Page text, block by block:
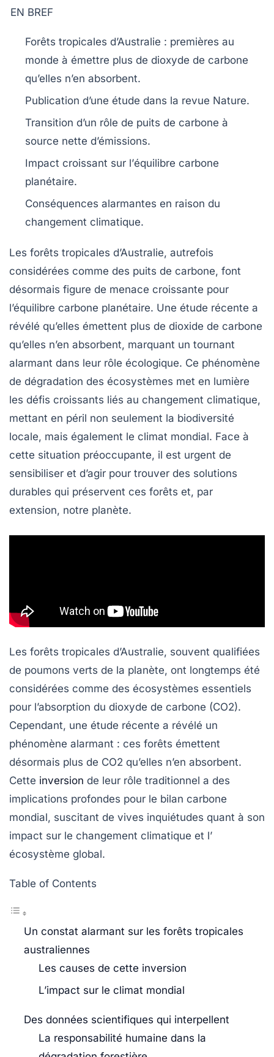
EN BREF
Forêts tropicales d’Australie : premières au
monde à émettre plus de dioxyde de carbone
qu’elles n’en absorbent.
Publication d’une étude dans la revue Nature.
Transition d’un rôle de puits de carbone à
source nette d’émissions.
Impact croissant sur l’équilibre carbone
planétaire.
Conséquences alarmantes en raison du
changement climatique.
Les forêts tropicales d’Australie, autrefois
considérées comme des puits de carbone, font
désormais figure de menace croissante pour
l’équilibre carbone planétaire. Une étude récente a
révélé qu’elles émettent plus de dioxide de carbone
qu’elles n’en absorbent, marquant un tournant
alarmant dans leur rôle écologique. Ce phénomène
de dégradation des écosystèmes met en lumière
les défis croissants liés au changement climatique,
mettant en péril non seulement la biodiversité
locale, mais également le climat mondial. Face à
cette situation préoccupante, il est urgent de
sensibiliser et d’agir pour trouver des solutions
durables qui préservent ces forêts et, par
extension, notre planète.
Les forêts tropicales d’Australie, souvent qualifiées
de poumons verts de la planète, ont longtemps été
considérées comme des écosystèmes essentiels
pour l’absorption du dioxyde de carbone (CO2).
Cependant, une étude récente a révélé un
phénomène alarmant : ces forêts émettent
désormais plus de CO2 qu’elles n’en absorbent.
Cette inversion de leur rôle traditionnel a des
implications profondes pour le bilan carbone
mondial, suscitant de vives inquiétudes quant à son
impact sur le changement climatique et l’
écosystème global.
Table of Contents
Un constat alarmant sur les forêts tropicales
australiennes
Les causes de cette inversion
L’impact sur le climat mondial
Des données scientifiques qui interpellent
La responsabilité humaine dans la